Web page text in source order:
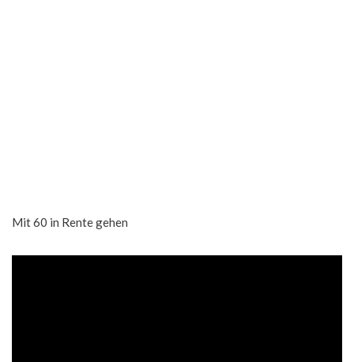
Mit 60 in Rente gehen